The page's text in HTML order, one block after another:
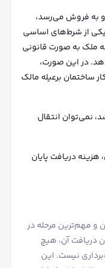
به فروش می‌رسد،
یکی از شرط‌های اساسی
ملک به صورت قانونی
در این صورت،
ساختمان برعیله مالک
نمی‌توان انتقال
هزینه دریافت پایان
و مهم‌ترین مرحله در
دریافت آن، هیچ
نیست. این